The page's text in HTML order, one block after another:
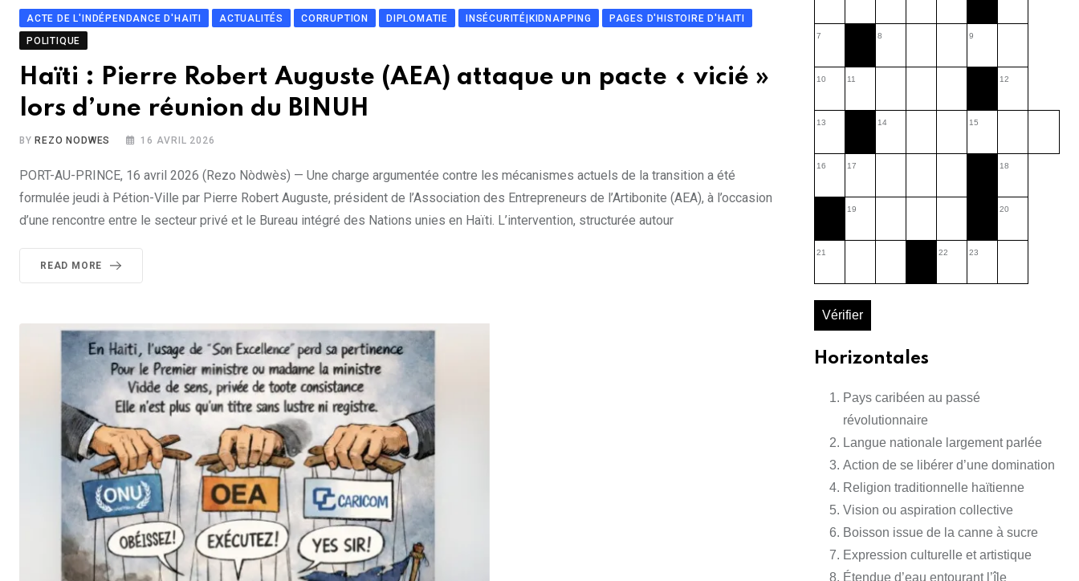
ACTE DE L'INDÉPENDANCE D'HAITI ACTUALITÉS CORRUPTION DIPLOMATIE INSÉCURITÉ|KIDNAPPING
PAGES D'HISTOIRE D'HAITI
POLITIQUE
Haïti : Pierre Robert Auguste (AEA) attaque un pacte « vicié »
lors d’une réunion du BINUH
BY REZO NODWES 16 AVRIL 2026
PORT-AU-PRINCE, 16 avril 2026 (Rezo Nòdwès) — Une charge argumentée contre les mécanismes actuels de la transition a été
formulée jeudi à Pétion-Ville par Pierre Robert Auguste, président de l’Association des Entrepreneurs de l’Artibonite (AEA), à l’occasion
d’une rencontre entre le secteur privé et le Bureau intégré des Nations unies en Haïti. L’intervention, structurée autour
READ MORE
7 8 9
10 11 12
13 14 15
16 17 18
19 20
21 22 23
Vérifier
Horizontales
Pays caribéen au passé
révolutionnaire
Langue nationale largement parlée
Action de se libérer d’une domination
Religion traditionnelle haïtienne
Vision ou aspiration collective
Boisson issue de la canne à sucre
Expression culturelle et artistique
Étendue d’eau entourant l’île